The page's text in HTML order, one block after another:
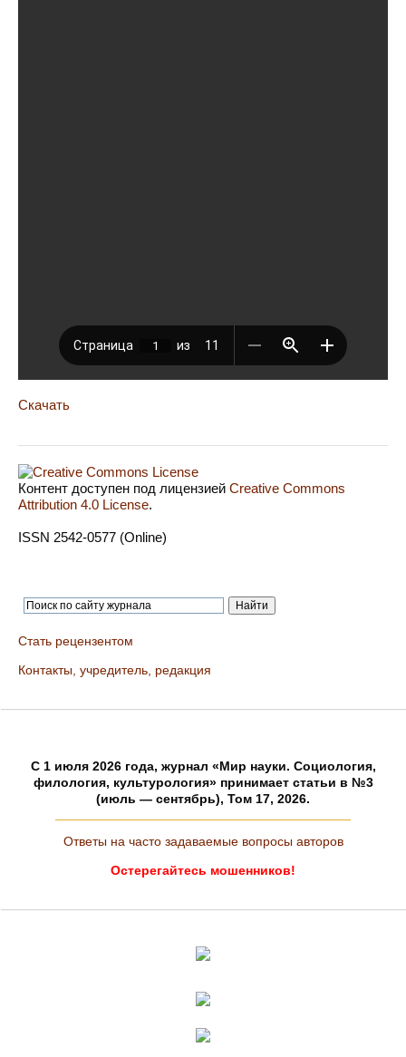
Скачать
Контент доступен под лицензией Creative Commons
Attribution 4.0 License.
ISSN 2542-0577 (Online)
Стать рецензентом
Контакты, учредитель, редакция
C 1 июля 2026 года, журнал «Мир науки. Социология,
филология, культурология» принимает статьи в №3
(июль — сентябрь), Том 17, 2026.
Ответы на часто задаваемые вопросы авторов
Остерегайтесь мошенников!